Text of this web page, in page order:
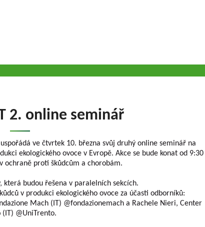
2. online seminář
uspořádá ve čtvrtek 10. března svůj druhý online seminář na
ekologického ovoce v Evropě. Akce se bude konat od 9:30
ochraně proti škůdcům a chorobám.
budou řešena v paralelních sekcích.
v produkci ekologického ovoce za účasti odborníků:
Mach (IT) @fondazionemach a Rachele Nieri, Center
@UniTrento.